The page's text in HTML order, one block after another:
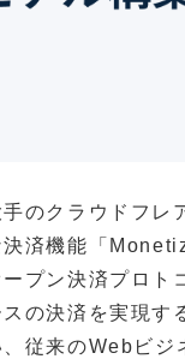
のクラウドフ
決済機能「
プン決済プロ
の決済を実現す
従来のWebビ